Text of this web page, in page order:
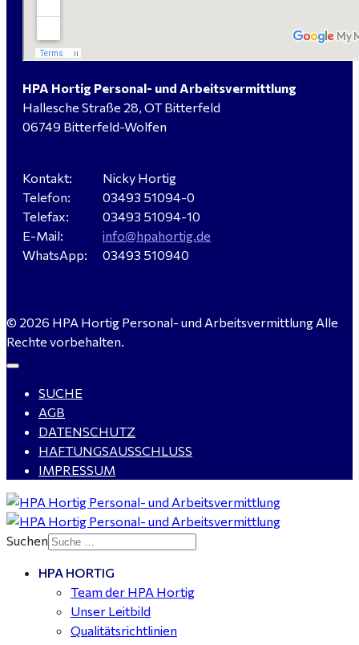
Sandersdorf- Brehna gesucht
Verkäufer / Fachberater (m/w/d) - Baustoffe Fliesen -
Servicemeister Kfz (m/w/d) - Bitterfeld-Wolfen
gesucht - ab 4.500,00 €
Rohrleitungsbau - Tagschicht - Leuna ab 20 €
Kalkulator (m/w/d) mit technischen Erfahrungen
gesucht für Halle (Saale) - ab 4.000 €
25
Mitarbeiter Wohnungssanierung / Maler (m/w/d)
Dessau-Roßlau - ab 18,00 €
HPA Hortig Personal- und Arbeitsvermittlung
Hallesche Straße 28, OT Bitterfeld
06749 Bitterfeld-Wolfen
Kontakt:
Telefon:
Telefax:
E-Mail:
WhatsApp:
Nicky Hortig
03493 51094-0
03493 51094-10
info@hpahortig.de
03493 510940
© 2026 HPA Hortig Personal- und Arbeitsvermittlung Alle
Rechte vorbehalten.
SUCHE
AGB
DATENSCHUTZ
HAFTUNGSAUSSCHLUSS
IMPRESSUM
Suchen
HPA HORTIG
Team der HPA Hortig
Unser Leitbild
Qualitätsrichtlinien